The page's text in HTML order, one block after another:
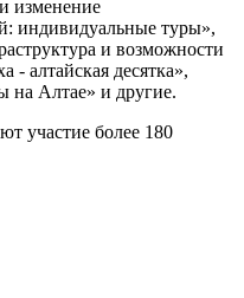
изменение
индивидуальные туры»,
и возможности
- алтайская десятка»,
на Алтае» и другие.
участие более 180